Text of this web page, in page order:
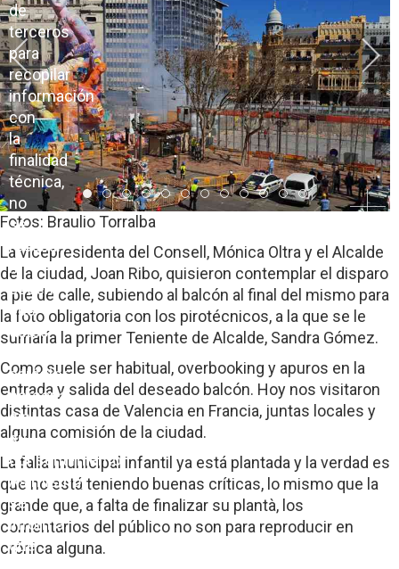
Item 0
Item 1
Item 2
Item 3
Item 4
Item 5
Item 6
Item 7
Item 8
Item 9
Item 10
Item 11
Fotos: Braulio Torralba
La vicepresidenta del Consell, Mónica Oltra y el Alcalde
de la ciudad, Joan Ribo, quisieron contemplar el disparo
a pie de calle, subiendo al balcón al final del mismo para
la foto obligatoria con los pirotécnicos, a la que se le
sumaría la primer Teniente de Alcalde, Sandra Gómez.
Como suele ser habitual, overbooking y apuros en la
entrada y salida del deseado balcón. Hoy nos visitaron
distintas casa de Valencia en Francia, juntas locales y
alguna comisión de la ciudad.
La falla municipal infantil ya está plantada y la verdad es
que no está teniendo buenas críticas, lo mismo que la
grande que, a falta de finalizar su plantà, los
comentarios del público no son para reproducir en
crónica alguna.
de
terceros
para
recopilar
información
con
la
finalidad
técnica,
no
se
recaban
ni
ceden
sus
datos
carácter
personal
sin
su
consentimiento.
Asimismo,
se
informa
que